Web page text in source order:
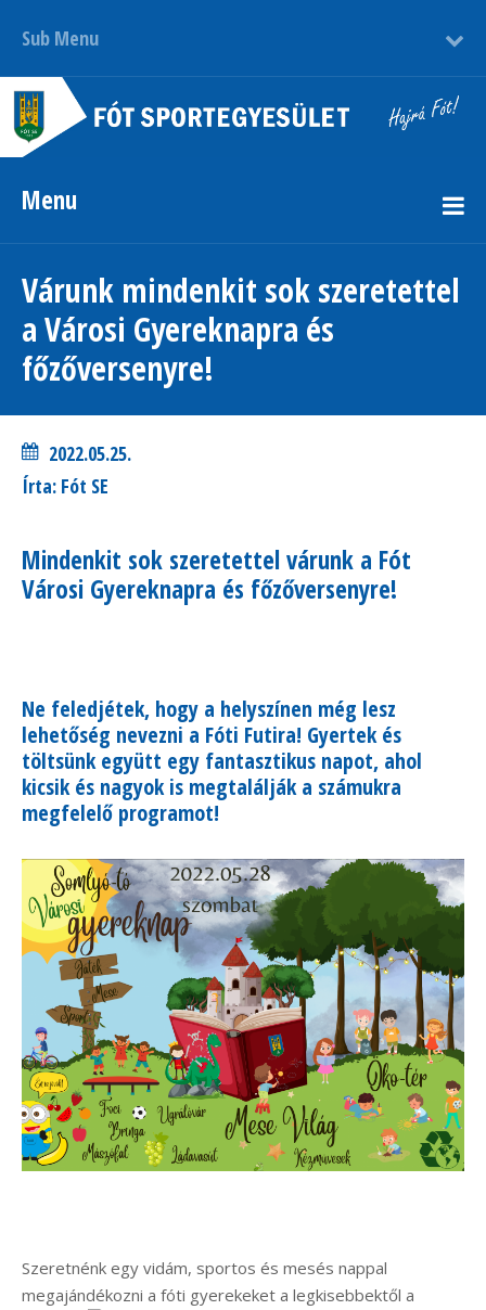
Sub Menu
Menu
Várunk mindenkit sok szeretettel
a Városi Gyereknapra és
főzőversenyre!
2022.05.25.
Írta: Fót SE
Mindenkit sok szeretettel várunk a Fót
Városi Gyereknapra és főzőversenyre!
Ne feledjétek, hogy a helyszínen még lesz
lehetőség nevezni a Fóti Futira! Gyertek és
töltsünk együtt egy fantasztikus napot, ahol
kicsik és nagyok is megtalálják a számukra
megfelelő programot!
Szeretnénk egy vidám, sportos és mesés nappal
megajándékozni a fóti gyerekeket a legkisebbektől a